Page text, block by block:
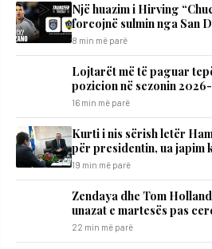
Një huazim i Hirving
forcojnë sulmin nga San
8 min më parë
Lojtarët më të paguar
pozicion në sezonin
16 min më parë
​Kurti i nis sërish letër
për presidentin, ua japim
19 min më parë
Zendaya dhe Tom
unazat e martesës pas
22 min më parë